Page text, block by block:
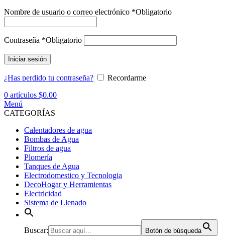
Nombre de usuario o correo electrónico *Obligatorio
Contraseña *Obligatorio
Iniciar sesión
¿Has perdido tu contraseña?
Recordarme
0 artículos $0.00
Menú
CATEGORÍAS
Calentadores de agua
Bombas de Agua
Filtros de agua
Plomería
Tanques de Agua
Electrodomestico y Tecnologia
DecoHogar y Herramientas
Electricidad
Sistema de Llenado
Buscar: Botón de búsqueda